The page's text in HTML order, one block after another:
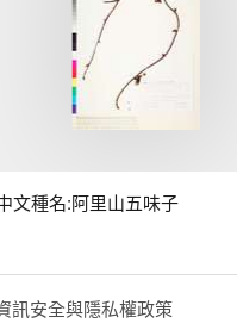
文種名:阿里山五味子
訊安全與隱私權政策